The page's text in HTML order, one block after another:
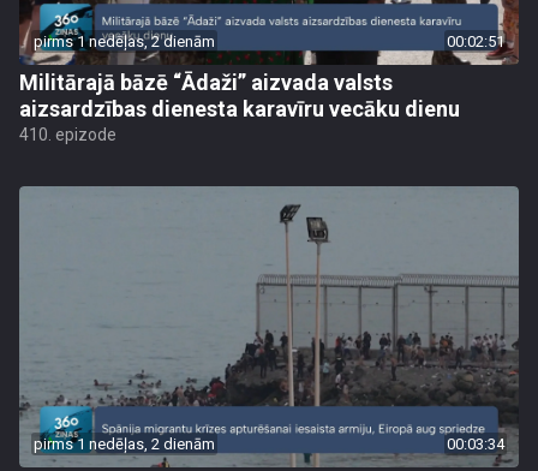
pirms 1 nedēļas, 2 dienām 00:02:51
Militārajā bāzē “Ādaži” aizvada valsts
aizsardzības dienesta karavīru vecāku dienu
410. epizode
pirms 1 nedēļas, 2 dienām 00:03:34